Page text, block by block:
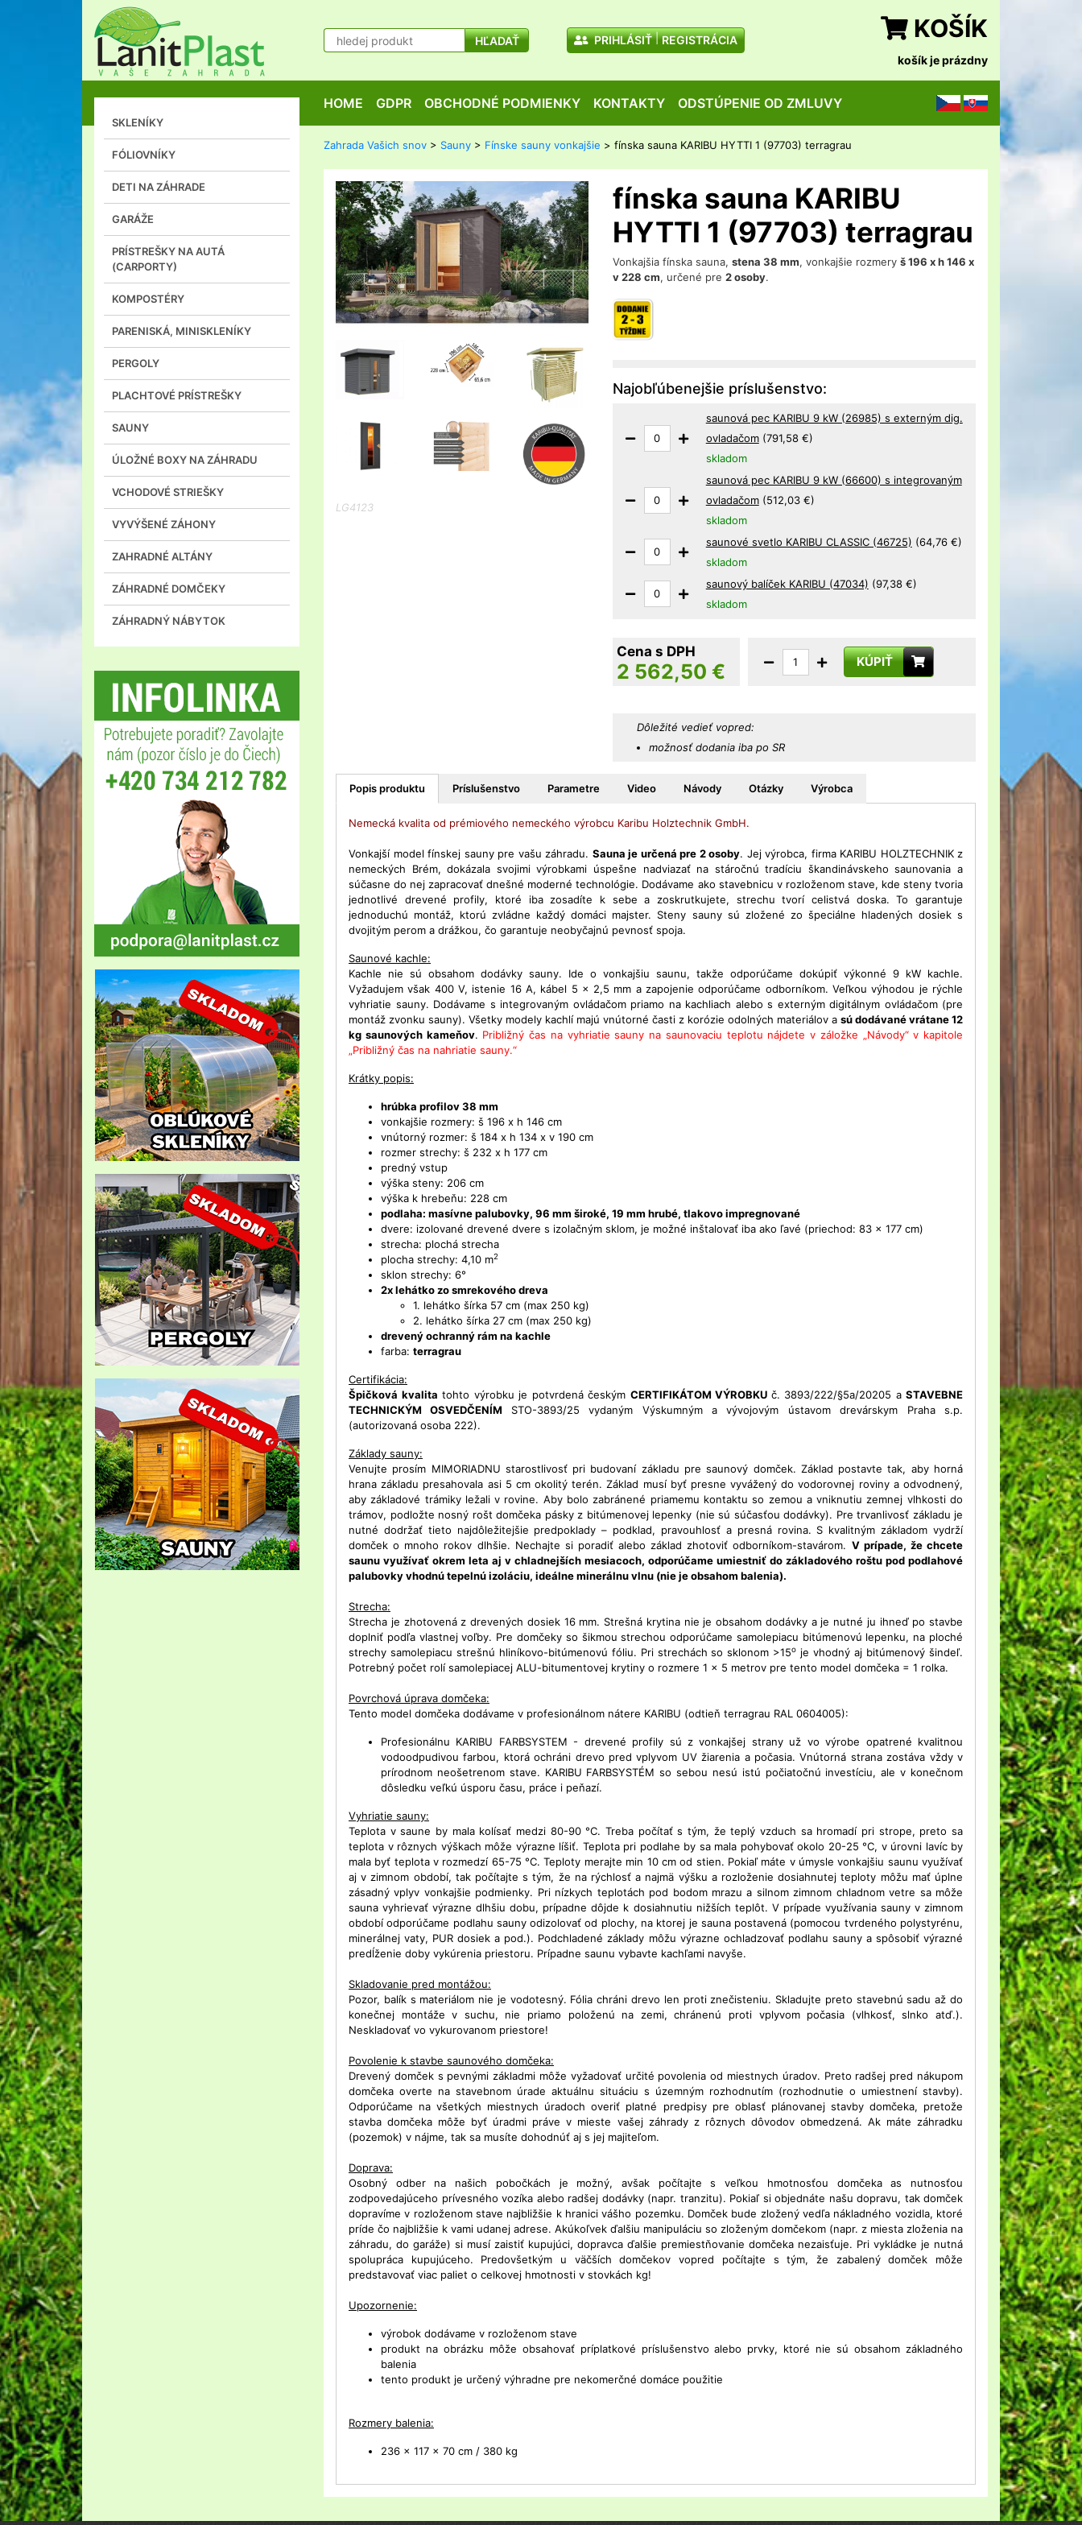
HĽADAŤ PRIHLÁSIŤ REGISTRÁCIA KOŠÍK
košík je prázdny
CZ SK
HOME GDPR OBCHODNÉ PODMIENKY KONTAKTY ODSTÚPENIE OD ZMLUVY
SKLENÍKY
FÓLIOVNÍKY
DETI NA ZÁHRADE
GARÁŽE
PRÍSTREŠKY NA AUTÁ
(CARPORTY)
KOMPOSTÉRY
PARENISKÁ, MINISKLENÍKY
PERGOLY
PLACHTOVÉ PRÍSTREŠKY
SAUNY
ÚLOŽNÉ BOXY NA ZÁHRADU
VCHODOVÉ STRIEŠKY
VYVÝŠENÉ ZÁHONY
ZAHRADNÉ ALTÁNY
ZÁHRADNÉ DOMČEKY
ZÁHRADNÝ NÁBYTOK
Zahrada Vašich snov > Sauny > Fínske sauny vonkajšie > fínska sauna KARIBU HYTTI 1 (97703) terragrau
LG4123
fínska sauna KARIBU
HYTTI 1 (97703) terragrau
Vonkajšia fínska sauna, stena 38 mm, vonkajšie rozmery š 196 x h 146 x
v 228 cm, určené pre 2 osoby.
Najobľúbenejšie príslušenstvo:
saunová pec KARIBU 9 kW (26985) s externým dig.
ovladačom (791,58 €)
skladom
saunová pec KARIBU 9 kW (66600) s integrovaným
ovladačom (512,03 €)
skladom
saunové svetlo KARIBU CLASSIC (46725) (64,76 €)
skladom
saunový balíček KARIBU (47034) (97,38 €)
skladom
Cena s DPH
2 562,50 € KÚPIŤ
Dôležité vedieť vopred:
možnosť dodania iba po SR
Popis produktu Príslušenstvo Parametre Video Návody Otázky Výrobca
Nemecká kvalita od prémiového nemeckého výrobcu Karibu Holztechnik GmbH.
Vonkajší model fínskej sauny pre vašu záhradu. Sauna je určená pre 2 osoby. Jej výrobca, firma KARIBU HOLZTECHNIK z
nemeckých Brém, dokázala svojimi výrobkami úspešne nadviazať na stáročnú tradíciu škandinávskeho saunovania a
súčasne do nej zapracovať dnešné moderné technológie. Dodávame ako stavebnicu v rozloženom stave, kde steny tvoria
jednotlivé drevené profily, ktoré iba zosadíte k sebe a zoskrutkujete, strechu tvorí celistvá doska. To garantuje
jednoduchú montáž, ktorú zvládne každý domáci majster. Steny sauny sú zložené zo špeciálne hladených dosiek s
dvojitým perom a drážkou, čo garantuje neobyčajnú pevnosť spoja.
Saunové kachle:
Kachle nie sú obsahom dodávky sauny. Ide o vonkajšiu saunu, takže odporúčame dokúpiť výkonné 9 kW kachle.
Vyžadujem však 400 V, istenie 16 A, kábel 5 x 2,5 mm a zapojenie odporúčame odborníkom. Veľkou výhodou je rýchle
vyhriatie sauny. Dodávame s integrovaným ovládačom priamo na kachliach alebo s externým digitálnym ovládačom (pre
montáž zvonku sauny). Všetky modely kachlí majú vnútorné časti z korózie odolných materiálov a sú dodávané vrátane 12
kg saunových kameňov. Približný čas na vyhriatie sauny na saunovaciu teplotu nájdete v záložke „Návody“ v kapitole
„Približný čas na nahriatie sauny.“
Krátky popis:
hrúbka profilov 38 mm
vonkajšie rozmery: š 196 x h 146 cm
vnútorný rozmer: š 184 x h 134 x v 190 cm
rozmer strechy: š 232 x h 177 cm
predný vstup
výška steny: 206 cm
výška k hrebeňu: 228 cm
podlaha: masívne palubovky, 96 mm široké, 19 mm hrubé, tlakovo impregnované
dvere: izolované drevené dvere s izolačným sklom, je možné inštalovať iba ako ľavé (priechod: 83 x 177 cm)
strecha: plochá strecha
plocha strechy: 4,10 m2
sklon strechy: 6°
2x lehátkozo smrekového dreva
1. lehátko šírka 57 cm (max 250 kg)
2. lehátko šírka 27 cm (max 250 kg)
drevený ochranný rám na kachle
farba: terragrau
Certifikácia:
Špičková kvalita tohto výrobku je potvrdená českým CERTIFIKÁTOM VÝROBKU č. 3893/222/§5a/20205 a STAVEBNE
TECHNICKÝM OSVEDČENÍM STO-3893/25 vydaným Výskumným a vývojovým ústavom drevárskym Praha s.p.
(autorizovaná osoba 222).
Základy sauny:
Venujte prosím MIMORIADNU starostlivosť pri budovaní základu pre saunový domček. Základ postavte tak, aby horná
hrana základu presahovala asi 5 cm okolitý terén. Základ musí byť presne vyvážený do vodorovnej roviny a odvodnený,
aby základové trámiky ležali v rovine. Aby bolo zabránené priamemu kontaktu so zemou a vniknutiu zemnej vlhkosti do
trámov, podložte nosný rošt domčeka pásky z bitúmenovej lepenky (nie sú súčasťou dodávky). Pre trvanlivosť základu je
nutné dodržať tieto najdôležitejšie predpoklady – podklad, pravouhlosť a presná rovina. S kvalitným základom vydrží
domček o mnoho rokov dlhšie. Nechajte si poradiť alebo základ zhotoviť odborníkom-stavárom. V prípade, že chcete
saunu využívať okrem leta aj v chladnejších mesiacoch, odporúčame umiestniť do základového roštu pod podlahové
palubovky vhodnú tepelnú izoláciu, ideálne minerálnu vlnu (nie je obsahom balenia).
Strecha:
Strecha je zhotovená z drevených dosiek 16 mm. Strešná krytina nie je obsahom dodávky a je nutné ju ihneď po stavbe
doplniť podľa vlastnej voľby. Pre domčeky so šikmou strechou odporúčame samolepiacu bitúmenovú lepenku, na ploché
strechy samolepiacu strešnú hliníkovo-bitúmenovú fóliu. Pri strechách so sklonom >15o je vhodný aj bitúmenový šindeľ.
Potrebný počet rolí samolepiacej ALU-bitumentovej krytiny o rozmere 1 x 5 metrov pre tento model domčeka = 1 rolka.
Povrchová úprava domčeka:
Tento model domčeka dodávame v profesionálnom nátere KARIBU (odtieň terragrau RAL 0604005):
Profesionálnu KARIBU FARBSYSTEM - drevené profily sú z vonkajšej strany už vo výrobe opatrené kvalitnou
vodoodpudivou farbou, ktorá ochráni drevo pred vplyvom UV žiarenia a počasia. Vnútorná strana zostáva vždy v
prírodnom neošetrenom stave. KARIBU FARBSYSTÉM so sebou nesú istú počiatočnú investíciu, ale v konečnom
dôsledku veľkú úsporu času, práce i peňazí.
Vyhriatie sauny:
Teplota v saune by mala kolísať medzi 80-90 °C. Treba počítať s tým, že teplý vzduch sa hromadí pri strope, preto sa
teplota v rôznych výškach môže výrazne líšiť. Teplota pri podlahe by sa mala pohybovať okolo 20-25 °C, v úrovni lavíc by
mala byť teplota v rozmedzí 65-75 °C. Teploty merajte min 10 cm od stien. Pokiaľ máte v úmysle vonkajšiu saunu využívať
aj v zimnom období, tak počítajte s tým, že na rýchlosť a najmä výšku a rozloženie dosiahnutej teploty môžu mať úplne
zásadný vplyv vonkajšie podmienky. Pri nízkych teplotách pod bodom mrazu a silnom zimnom chladnom vetre sa môže
sauna vyhrievať výrazne dlhšiu dobu, prípadne dôjde k dosiahnutiu nižších teplôt. V prípade využívania sauny v zimnom
období odporúčame podlahu sauny odizolovať od plochy, na ktorej je sauna postavená (pomocou tvrdeného polystyrénu,
minerálnej vaty, PUR dosiek a pod.). Podchladené základy môžu výrazne ochladzovať podlahu sauny a spôsobiť výrazné
predĺženie doby vykúrenia priestoru. Prípadne saunu vybavte kachľami navyše.
Skladovanie pred montážou:
Pozor, balík s materiálom nie je vodotesný. Fólia chráni drevo len proti znečisteniu. Skladujte preto stavebnú sadu až do
konečnej montáže v suchu, nie priamo položenú na zemi, chránenú proti vplyvom počasia (vlhkosť, slnko atď.).
Neskladovať vo vykurovanom priestore!
Povolenie k stavbe saunového domčeka:
Drevený domček s pevnými základmi môže vyžadovať určité povolenia od miestnych úradov. Preto radšej pred nákupom
domčeka overte na stavebnom úrade aktuálnu situáciu s územným rozhodnutím (rozhodnutie o umiestnení stavby).
Odporúčame na všetkých miestnych úradoch overiť platné predpisy pre oblasť plánovanej stavby domčeka, pretože
stavba domčeka môže byť úradmi práve v mieste vašej záhrady z rôznych dôvodov obmedzená. Ak máte záhradku
(pozemok) v nájme, tak sa musíte dohodnúť aj s jej majiteľom.
Doprava:
Osobný odber na našich pobočkách je možný, avšak počítajte s veľkou hmotnosťou domčeka as nutnosťou
zodpovedajúceho prívesného vozíka alebo radšej dodávky (napr. tranzitu). Pokiaľ si objednáte našu dopravu, tak domček
dopravíme v rozloženom stave najbližšie k hranici vášho pozemku. Domček bude zložený vedľa nákladného vozidla, ktoré
príde čo najbližšie k vami udanej adrese. Akúkoľvek ďalšiu manipuláciu so zloženým domčekom (napr. z miesta zloženia na
záhradu, do garáže) si musí zaistiť kupujúci, dopravca ďalšie premiestňovanie domčeka nezaisťuje. Pri vykládke je nutná
spolupráca kupujúceho. Predovšetkým u väčších domčekov vopred počítajte s tým, že zabalený domček môže
predstavovať viac paliet o celkovej hmotnosti v stovkách kg!
Upozornenie:
výrobok dodávame v rozloženom stave
produkt na obrázku môže obsahovať príplatkové príslušenstvo alebo prvky, ktoré nie sú obsahom základného
balenia
tento produkt je určený výhradne pre nekomerčné domáce použitie
Rozmery balenia:
236 x 117 x 70 cm / 380 kg